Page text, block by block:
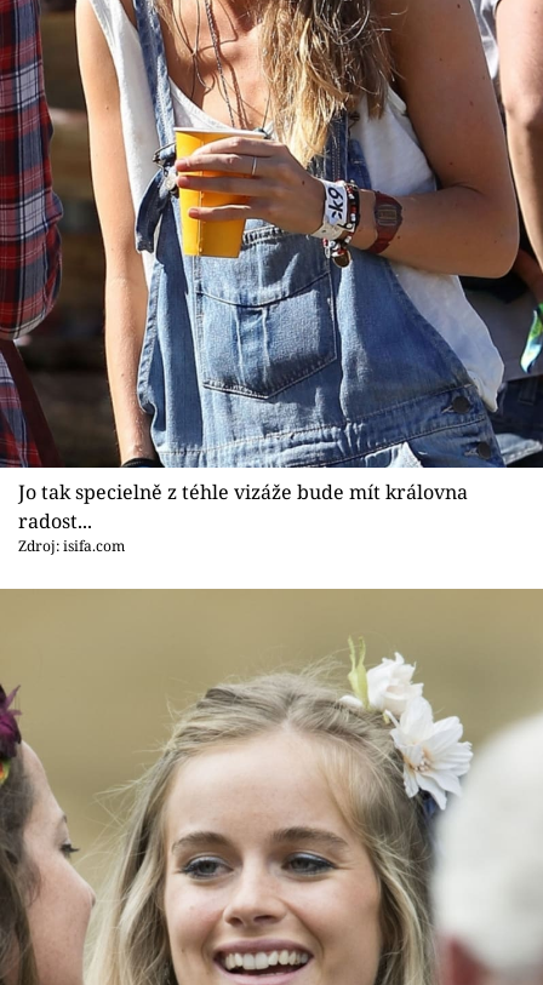
Videa
Sledujte prima+
Přihlášení
Sledujte nás
Jo tak specielně z téhle vizáže bude mít královna
radost...
Zdroj: isifa.com